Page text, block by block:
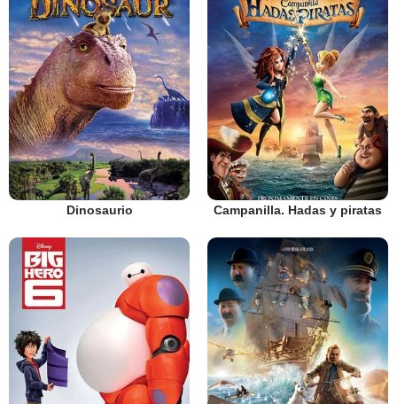
Dinosaurio Campanilla. Hadas y piratas